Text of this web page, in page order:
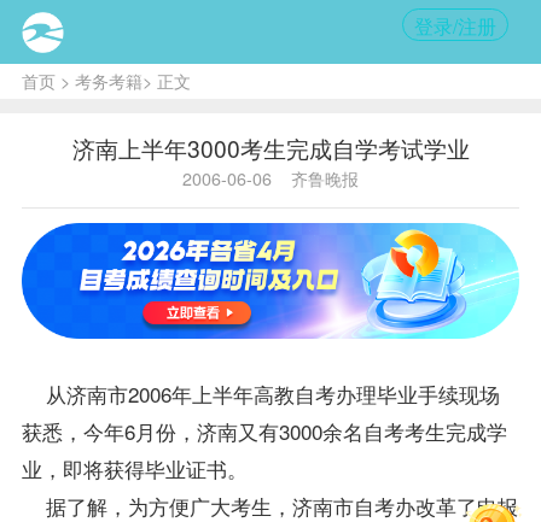
登录/注册
首页> 考务考籍> 正文
济南上半年3000考生完成自学考试学业
2006-06-06 齐鲁晚报
从济南市2006年上半年高教自考办理毕业手续现场
获悉，今年6月份，济南又有3000余名自考考生完成学
业，即将获得毕业证书。
据了解，为方便广大考生，济南市自考办改革了申报